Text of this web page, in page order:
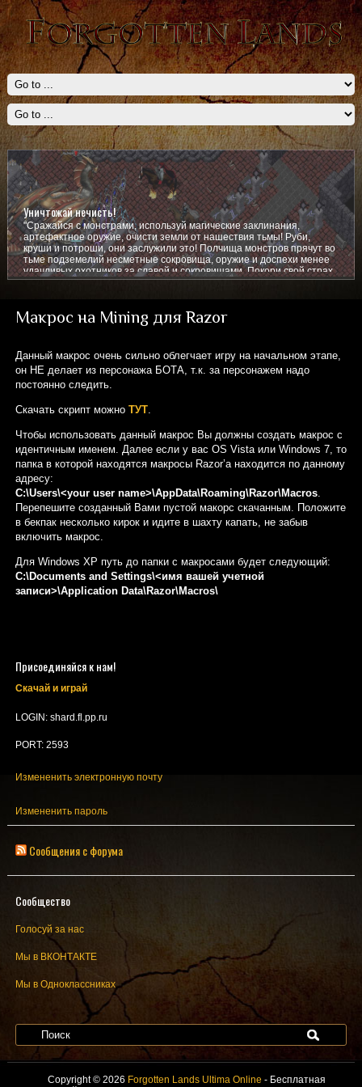
Уничтожай нечисть!
"Сражайся с монстрами, используй магические заклинания,
артефактное оружие, очисти земли от нашествия тьмы! Руби,
круши и потроши, они заслужили это! Полчища монстров прячут во
тьме подземелий несметные сокровища, оружие и доспехи менее
удачливых охотников за славой и сокровищами. Покори свой страх,
покажи им кто тут главный!
Макрос на Mining для Razor
Данный макрос очень сильно облегчает игру на начальном этапе,
он НЕ делает из персонажа БОТА, т.к. за персонажем надо
постоянно следить.
Скачать скрипт можно ТУТ.
Чтобы использовать данный макрос Вы должны создать макрос с
идентичным именем. Далее если у вас OS Vista или Windows 7, то
папка в которой находятся макросы Razor’а находится по данному
адресу:
C:\Users\<your user name>\AppData\Roaming\Razor\Macros.
Перепешите созданный Вами пустой макорс скачанным. Положите
в бекпак несколько кирок и идите в шахту капать, не забыв
включить макрос.
Для Windows XP путь до папки с макросами будет следующий:
C:\Documents and Settings\<имя вашей учетной
записи>\Application Data\Razor\Macros\
Присоединяйся к нам!
Скачай и играй
LOGIN: shard.fl.pp.ru
PORT: 2593
Измененить электронную почту
Измененить пароль
Сообщения с форума
Сообщество
Голосуй за нас
Мы в ВКОНТАКТЕ
Мы в Одноклассниках
Copyright © 2026 Forgotten Lands Ultima Online - Бесплатная